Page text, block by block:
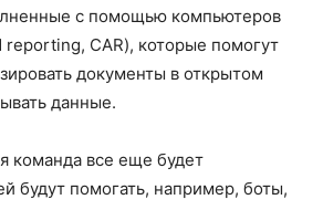
с помощью компьютеров
CAR), которые помогут
документы в открытом
данные.
команда все еще будет
будут помогать, например, боты,